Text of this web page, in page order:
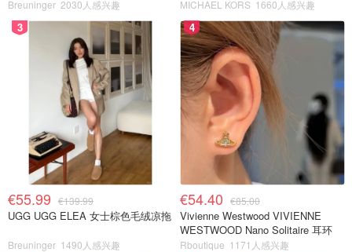
Breuninger 2030人感兴趣 MICHAEL KORS 1660人感兴趣
3
€55.99 €139.99
UGG UGG ELEA 女士棕色毛绒凉拖
Breuninger 1490人感兴趣
4
€54.40 €85.00
Vivienne Westwood VIVIENNE
WESTWOOD Nano Solitaire 耳环
Rboutique 1171人感兴趣